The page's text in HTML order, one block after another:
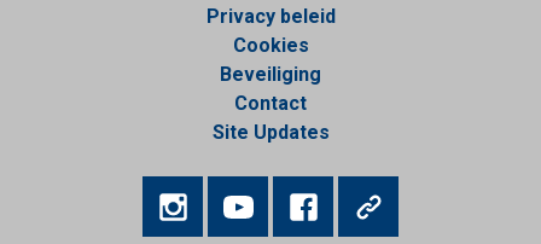
Privacy beleid
Cookies
Beveiliging
Contact
Site Updates